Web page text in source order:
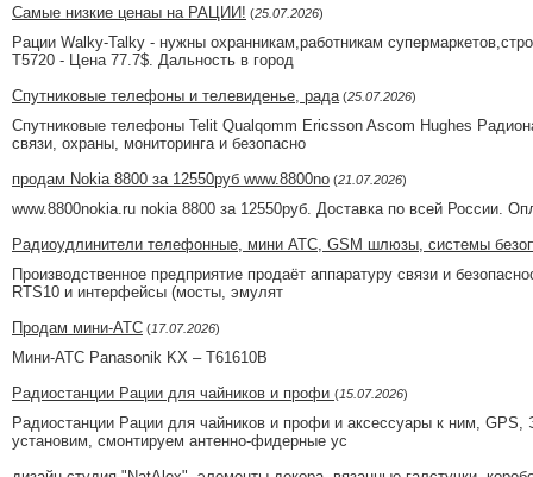
Самые низкие ценаы на РАЦИИ! (25.07.2026)
Рации Walky-Talky - нужны охранникам,работникам
T5720 - Цена 77.7$. Дальность в город
Спутниковые телефоны и телевиденье, рада (25.07.2026)
Спутниковые телефоны Telit Qualqomm Ericsson Ascom Hughes
связи, охраны, мониторинга и безопасно
продам Nokia 8800 за 12550руб www.8800no (21.07.2026)
www.8800nokia.ru nokia 8800 за 12550руб. Доставка по всей России.
Радиоудлинители телефонные, мини АТС, GSM шлюзы, системы
Производственное предприятие продаёт аппаратуру связи и
RTS10 и интерфейсы (мосты, эмулят
Продам мини-АТС (17.07.2026)
Мини-АТС Panasonik KX – T61610B
Радиостанции Рации для чайников и профи (15.07.2026)
Радиостанции Рации для чайников и профи и аксессуары к ним,
установим, смонтируем антенно-фидерные ус